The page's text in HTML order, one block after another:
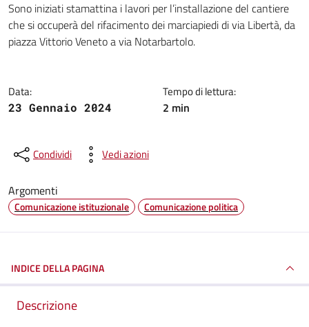
Dettagli della notizia
Sono iniziati stamattina i lavori per l’installazione del cantiere
che si occuperà del rifacimento dei marciapiedi di via Libertà, da
piazza Vittorio Veneto a via Notarbartolo.
Data:
23 Gennaio 2024
Tempo di lettura:
2 min
Condividi Vedi azioni
Argomenti
Comunicazione istituzionale Comunicazione politica
INDICE DELLA PAGINA
Descrizione